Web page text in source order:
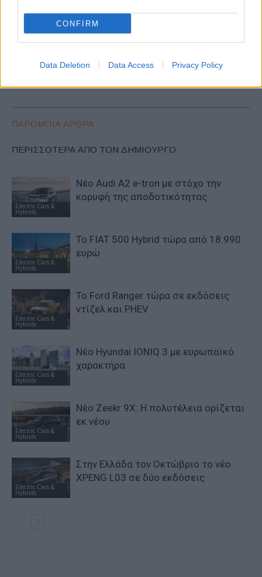
CONFIRM
Data Deletion Data Access Privacy Policy
Η Volkswagen Commercial
To 75.000.000ό Opel είναι ένα
ΠΑΡΟΜΟΙΑ ΑΡΘΡΑ
ΠΕΡΙΣΣΟΤΕΡΑ ΑΠΟ ΤΟΝ ΔΗΜΙΟΥΡΓΟ
Electric Cars &
Hybrids
Νέο Audi A2 e-tron με στόχο την
κορυφή της αποδοτικότητας
Electric Cars &
Hybrids
Το FIAT 500 Hybrid τώρα από 18.990
ευρώ
Electric Cars &
Hybrids
Το Ford Ranger τώρα σε εκδόσεις
ντίζελ και PHEV
Electric Cars &
Hybrids
Νέο Hyundai IONIQ 3 με ευρωπαϊκό
χαρακτήρα
Electric Cars &
Hybrids
Νέο Zeekr 9X: Η πολυτέλεια ορίζεται
εκ νέου
Electric Cars &
Hybrids
Στην Ελλάδα τον Οκτώβριο το νέο
XPENG L03 σε δύο εκδόσεις